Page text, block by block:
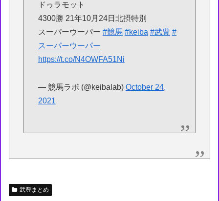
ドゥラモット
4300勝 21年10月24日北摂特別
スーパーウーパー #競馬 #keiba #武豊 #
スーパーウーパー
https://t.co/N4OWFA51Ni
— 競馬ラボ (@keibalab) October 24,
2021
武豊まとめ